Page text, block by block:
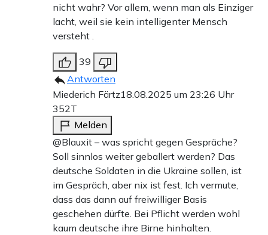
nicht wahr? Vor allem, wenn man als Einziger
lacht, weil sie kein intelligenter Mensch
versteht .
39
Antworten
Miederich Färtz18.08.2025 um 23:26 Uhr
352T
Melden
@Blauxit – was spricht gegen Gespräche?
Soll sinnlos weiter geballert werden? Das
deutsche Soldaten in die Ukraine sollen, ist
im Gespräch, aber nix ist fest. Ich vermute,
dass das dann auf freiwilliger Basis
geschehen dürfte. Bei Pflicht werden wohl
kaum deutsche ihre Birne hinhalten.